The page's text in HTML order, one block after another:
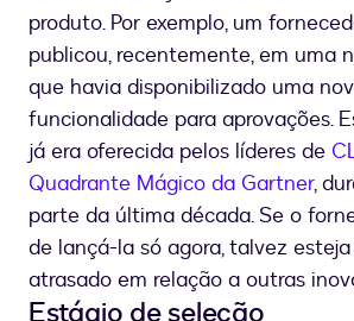
produto. Por exemplo, um
publicou, recentemente, em uma
que havia disponibilizado uma
funcionalidade para aprovações.
já era oferecida pelos líderes de
Quadrante Mágico da Gartner,
parte da última década. Se o
de lançá-la só agora, talvez
atrasado em relação a outras